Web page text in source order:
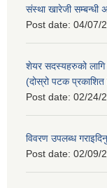
संस्था खारेजी सम्बन्धी
Post date: 04/07/
शेयर सदस्यहरुको लागि
(दोस्रो पटक
Post date: 02/24/
विवरण उपलब्ध
Post date: 02/09/